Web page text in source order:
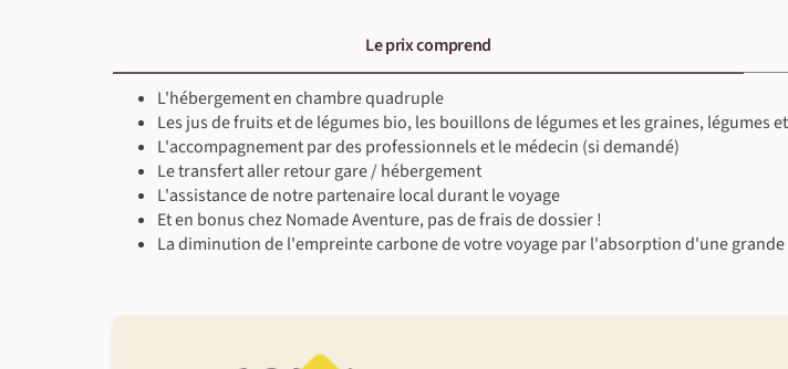
Petit-déjeuner, déjeuner & dîner inclus
Guide local francophone
Multi-activité (~4 h 30)
Le prix comprend
L'hébergement en chambre quadruple
Les jus de fruits et de légumes bio, les bouillons de légumes et les graines, légumes
L'accompagnement par des professionnels et le médecin (si demandé)
Le transfert aller retour gare / hébergement
L'assistance de notre partenaire local durant le voyage
Et en bonus chez Nomade Aventure, pas de frais de dossier !
La diminution de l'empreinte carbone de votre voyage par l'absorption d'une grande